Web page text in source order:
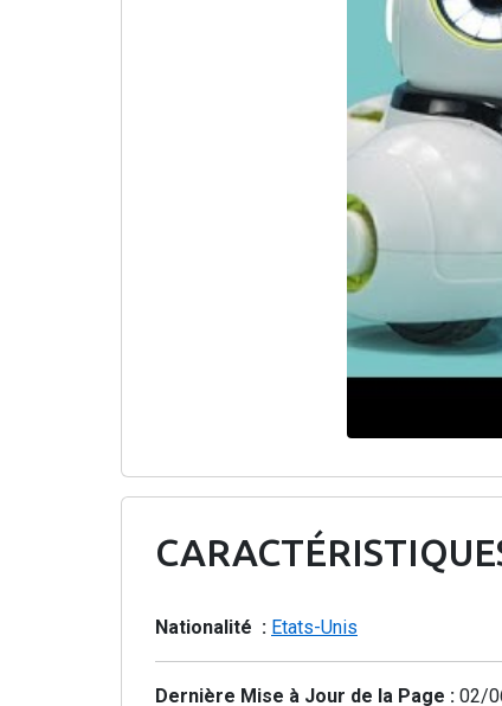
Nationalité : Etats-Unis
Dernière Mise à Jour de la Page : 02/